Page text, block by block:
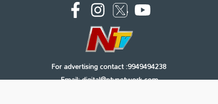
For advertising contact :9949494238
Email: digital@ntvnetwork.com